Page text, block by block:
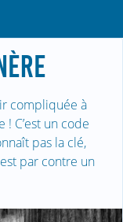
compliquée à
! C’est un code
pas la clé,
par contre un